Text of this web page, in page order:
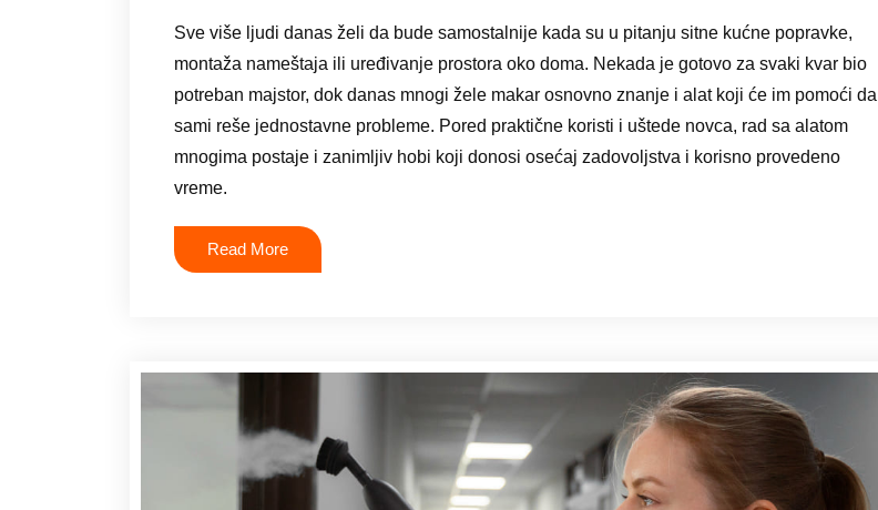
Sve više ljudi danas želi da bude samostalnije kada su u pitanju sitne kućne popravke,
montaža nameštaja ili uređivanje prostora oko doma. Nekada je gotovo za svaki kvar bio
potreban majstor, dok danas mnogi žele makar osnovno znanje i alat koji će im pomoći da
sami reše jednostavne probleme. Pored praktične koristi i uštede novca, rad sa alatom
mnogima postaje i zanimljiv hobi koji donosi osećaj zadovoljstva i korisno provedeno
vreme.
Read More